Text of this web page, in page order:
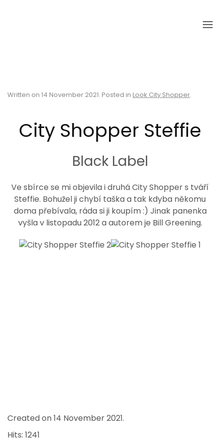
Written on 14 November 2021. Posted in Look City Shopper.
City Shopper Steffie
Black Label
Ve sbírce se mi objevila i druhá City Shopper s tváří
Steffie. Bohužel ji chybí taška a tak kdyba někomu
doma přebívala, ráda si ji koupím :) Jinak panenka
vyšla v listopadu 2012 a autorem je Bill Greening.
Created on14 November 2021.
Hits: 1241